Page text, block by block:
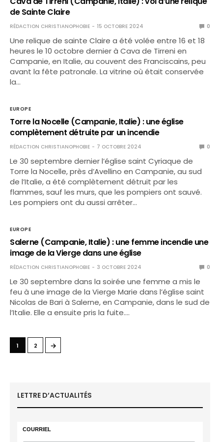
de Sainte Claire
RÉDACTION CHRISTIANOPHOBIE 15 OCTOBRE 2024 0
Une relique de sainte Claire a été volée entre 16 et 18
heures le 10 octobre dernier à Cava de Tirreni en
Campanie, en Italie, au couvent des Franciscains, peu
avant la fête patronale. La vitrine où était conservée
la…
EUROPE
Torre la Nocelle (Campanie, Italie) : une église
complètement détruite par un incendie
RÉDACTION CHRISTIANOPHOBIE 7 OCTOBRE 2024 0
Le 30 septembre dernier l’église saint Cyriaque de
Torre la Nocelle, près d’Avellino en Campanie, au sud
de l’Italie, a été complètement détruit par les
flammes, sauf les murs, que les pompiers ont sauvé.
Les pompiers ont du aussi arrêter…
EUROPE
Salerne (Campanie, Italie) : une femme incendie une
image de la Vierge dans une église
RÉDACTION CHRISTIANOPHOBIE 3 OCTOBRE 2024 0
Le 30 septembre dans la soirée une femme a mis le
feu à une image de la Vierge Marie dans l’église saint
Nicolas de Bari à Salerne, en Campanie, dans le sud de
l’Italie. Elle a ensuite pris la fuite.…
1 2 →
LETTRE D’ACTUALITÉS
COURRIEL